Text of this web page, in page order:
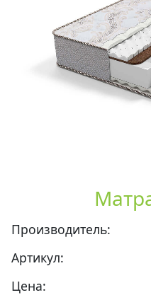
Производитель:
Артикул:
Цена: